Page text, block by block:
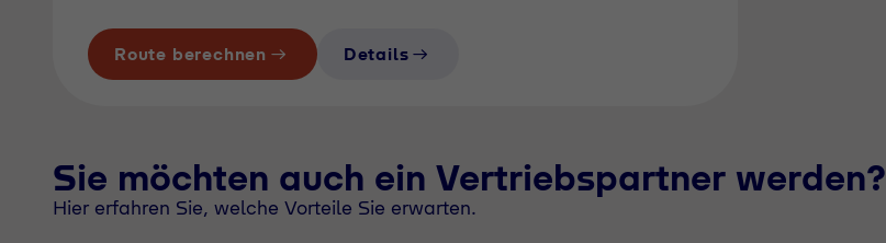
Route berechnen Details
Sie möchten auch ein Vertriebspartner werden?
Hier erfahren Sie, welche Vorteile Sie erwarten.